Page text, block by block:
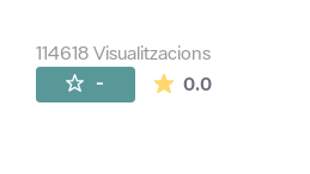
114618 Visualitzacions
- 0.0La mitjana